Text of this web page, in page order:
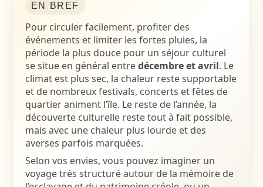
EN BREF
Pour circuler facilement, profiter des
événements et limiter les fortes pluies, la
période la plus douce pour un séjour culturel
se situe en général entredécembre et avril. Le
climat est plus sec, la chaleur reste supportable
et de nombreux festivals, concerts et fêtes de
quartier animent l’île. Le reste de l’année, la
découverte culturelle reste tout à fait possible,
mais avec une chaleur plus lourde et des
averses parfois marquées.
Selon vos envies, vous pouvez imaginer un
voyage très structuré autour de la mémoire de